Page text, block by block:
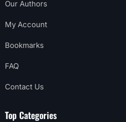
Our Authors
My Account
Bookmarks
FAQ
Contact Us
Top Categories